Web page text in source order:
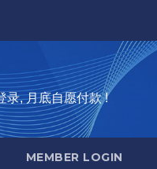
录, 月底自愿付款 !
MEMBER LOGIN